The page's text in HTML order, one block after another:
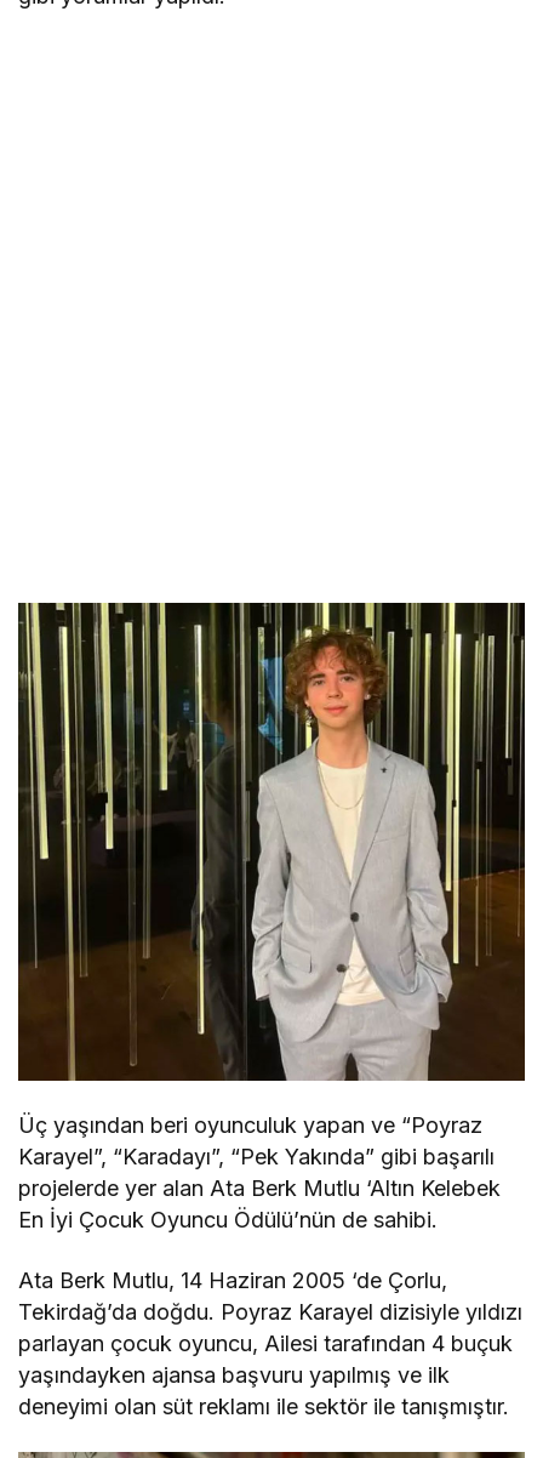
Üç yaşından beri oyunculuk yapan ve “Poyraz
Karayel”, “Karadayı”, “Pek Yakında” gibi başarılı
projelerde yer alan Ata Berk Mutlu ‘Altın Kelebek
En İyi Çocuk Oyuncu Ödülü’nün de sahibi.
Ata Berk Mutlu, 14 Haziran 2005 ‘de Çorlu,
Tekirdağ’da doğdu. Poyraz Karayel dizisiyle yıldızı
parlayan çocuk oyuncu, Ailesi tarafından 4 buçuk
yaşındayken ajansa başvuru yapılmış ve ilk
deneyimi olan süt reklamı ile sektör ile tanışmıştır.